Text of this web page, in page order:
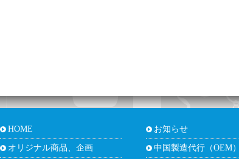
HOME
オリジナル商品、企画
お知らせ
中国製造代行（OEM）